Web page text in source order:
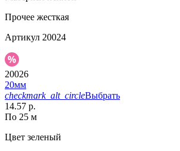
Прочее жесткая
Артикул 20024
20026
20мм
checkmark_alt_circleВыбрать
14.57 р.
По 25 м
Цвет зеленый